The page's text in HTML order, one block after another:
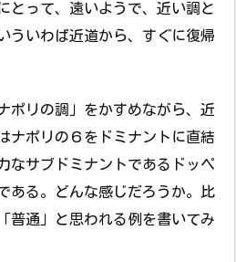
とって、遠いようで、近い調と
ういわば近道から、すぐに復帰
ポリの調」をかすめながら、近
ナポリの６をドミナントに直結
なサブドミナントであるドッペ
ある。どんな感じだろうか。比
普通」と思われる例を書いてみ